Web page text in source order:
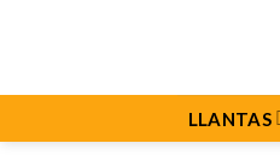
LLANTAS